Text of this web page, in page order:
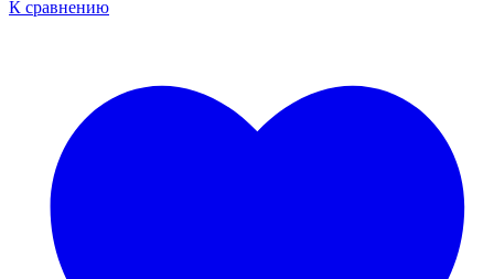
К сравнению